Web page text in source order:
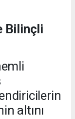
Bilinçli
altını